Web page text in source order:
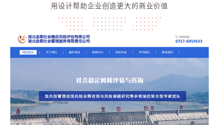
用设计帮助企业创造更大的商业价值